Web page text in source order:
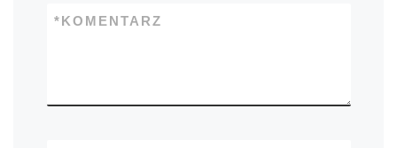
KOMENTARZ
*